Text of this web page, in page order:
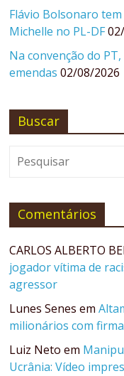
Flávio Bolsonaro
Michelle no PL-DF
Na convenção do
emendas 02/08/2026
Buscar
Comentários
CARLOS ALBERTO
jogador vítima de
agressor
Lunes Senes em
milionários com
Luiz Neto em
Ucrânia: Vídeo